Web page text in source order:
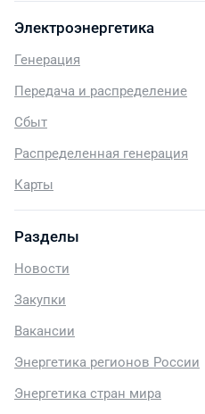
Электроэнергетика
Генерация
Передача и распределение
Сбыт
Распределенная генерация
Карты
Разделы
Новости
Закупки
Вакансии
Энергетика регионов России
Энергетика стран мира